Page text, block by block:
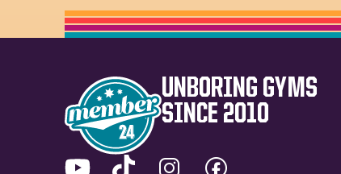
UNBORING GYMS
SINCE 2010